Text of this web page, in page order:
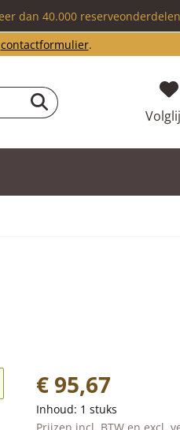
dan 40.000
contactformulier.
Normale prijs:
€ 95,67
Inhoud: 1 stuks